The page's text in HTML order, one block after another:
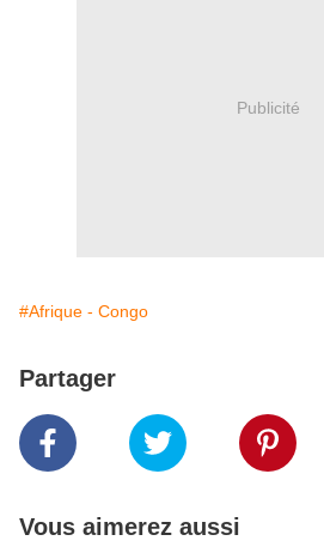
Publicité
#Afrique - Congo
Partager
Vous aimerez aussi